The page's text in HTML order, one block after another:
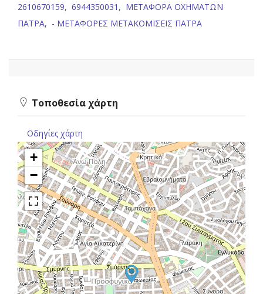
2610670159, 6944350031, ΜΕΤΑΦΟΡΑ ΟΧΗΜΑΤΩΝ
ΠΑΤΡΑ, - ΜΕΤΑΦΟΡΕΣ ΜΕΤΑΚΟΜΙΣΕΙΣ ΠΑΤΡΑ
Τοποθεσία χάρτη
Οδηγίες χάρτη
+
−